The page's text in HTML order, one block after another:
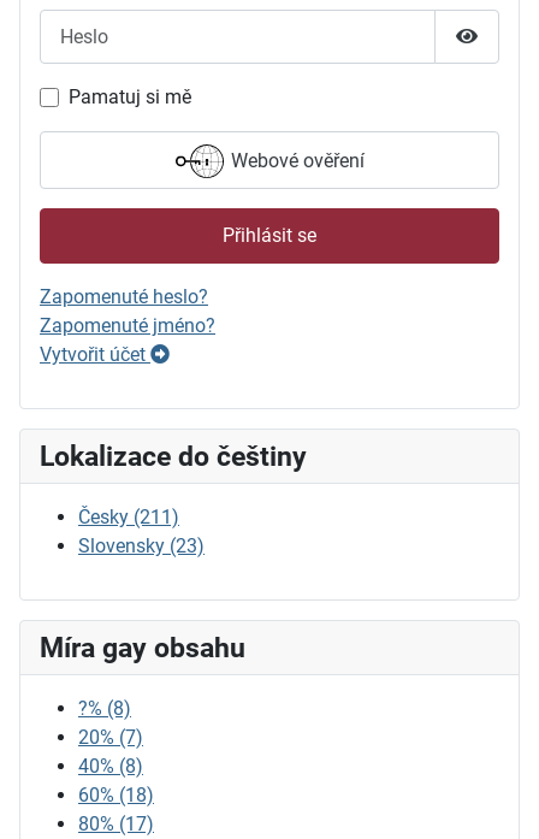
Pamatuj si mě
Webové ověření
Přihlásit se
Zapomenuté heslo?
Zapomenuté jméno?
Vytvořit účet
Lokalizace do češtiny
Česky (211)
Slovensky (23)
Míra gay obsahu
?% (8)
20% (7)
40% (8)
60% (18)
80% (17)